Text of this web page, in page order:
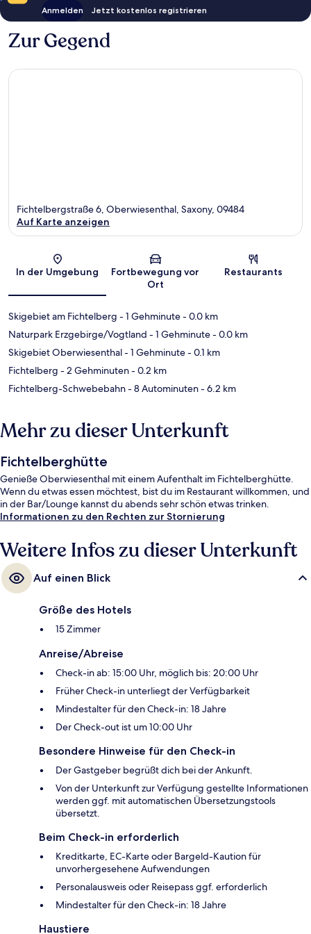
Anmelden Jetzt kostenlos registrieren
Zur Gegend
Karte
Fichtelbergstraße 6, Oberwiesenthal, Saxony, 09484
Auf Karte anzeigen
In der Umgebung
Fortbewegung vor
Ort
Restaurants
Skigebiet am Fichtelberg - 1 Gehminute- 0.0 km
Naturpark Erzgebirge/Vogtland - 1 Gehminute- 0.0 km
Skigebiet Oberwiesenthal- 1 Gehminute- 0.1 km
Fichtelberg - 2 Gehminuten- 0.2 km
Fichtelberg-Schwebebahn- 8 Autominuten- 6.2 km
Mehr zu dieser Unterkunft
Fichtelberghütte
Genieße Oberwiesenthal mit einem Aufenthalt im Fichtelberghütte.
Wenn du etwas essen möchtest, bist du im Restaurant willkommen, und
in der Bar/Lounge kannst du abends sehr schön etwas trinken.
Informationen zu den Rechten zur Stornierung
Weitere Infos zu dieser Unterkunft
Auf einen Blick
Größe des Hotels
15 Zimmer
Anreise/Abreise
Check-in ab: 15:00 Uhr, möglich bis: 20:00 Uhr
Früher Check-in unterliegt der Verfügbarkeit
Mindestalter für den Check-in: 18 Jahre
Der Check-out ist um 10:00 Uhr
Besondere Hinweise für den Check-in
Der Gastgeber begrüßt dich bei der Ankunft.
Von der Unterkunft zur Verfügung gestellte Informationen
werden ggf. mit automatischen Übersetzungstools
übersetzt.
Beim Check-in erforderlich
Kreditkarte, EC-Karte oder Bargeld-Kaution für
unvorhergesehene Aufwendungen
Personalausweis oder Reisepass ggf. erforderlich
Mindestalter für den Check-in: 18 Jahre
Haustiere